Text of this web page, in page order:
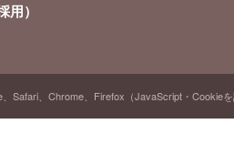
）
Safari、Chrome、Firefox（JavaScript・Cookie